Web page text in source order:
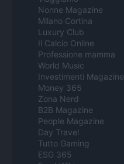
Nonne Magazine
Milano Cortina
Luxury Club
Il Calcio Online
Professione mamma
World Music
Investimenti Magazine
Money 365
Zona Nerd
B2B Magazine
People Magazine
Day Travel
Tutto Gaming
ESG 365